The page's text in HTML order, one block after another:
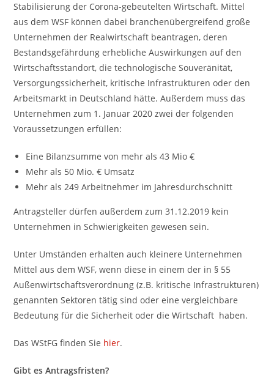
Stabilisierung der Corona-gebeutelten Wirtschaft. Mittel
aus dem WSF können dabei branchenübergreifend große
Unternehmen der Realwirtschaft beantragen, deren
Bestandsgefährdung erhebliche Auswirkungen auf den
Wirtschaftsstandort, die technologische Souveränität,
Versorgungssicherheit, kritische Infrastrukturen oder den
Arbeitsmarkt in Deutschland hätte. Außerdem muss das
Unternehmen zum 1. Januar 2020 zwei der folgenden
Voraussetzungen erfüllen:
Eine Bilanzsumme von mehr als 43 Mio €
Mehr als 50 Mio. € Umsatz
Mehr als 249 Arbeitnehmer im Jahresdurchschnitt
Antragsteller dürfen außerdem zum 31.12.2019 kein
Unternehmen in Schwierigkeiten gewesen sein.
Unter Umständen erhalten auch kleinere Unternehmen
Mittel aus dem WSF, wenn diese in einem der in § 55
Außenwirtschaftsverordnung (z.B. kritische Infrastrukturen)
genannten Sektoren tätig sind oder eine vergleichbare
Bedeutung für die Sicherheit oder die Wirtschaft haben.
Das WStFG finden Sie hier.
Gibt es Antragsfristen?